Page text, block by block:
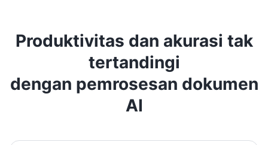
Produktivitas dan akurasi tak
tertandingi
dengan pemrosesan dokumen
AI